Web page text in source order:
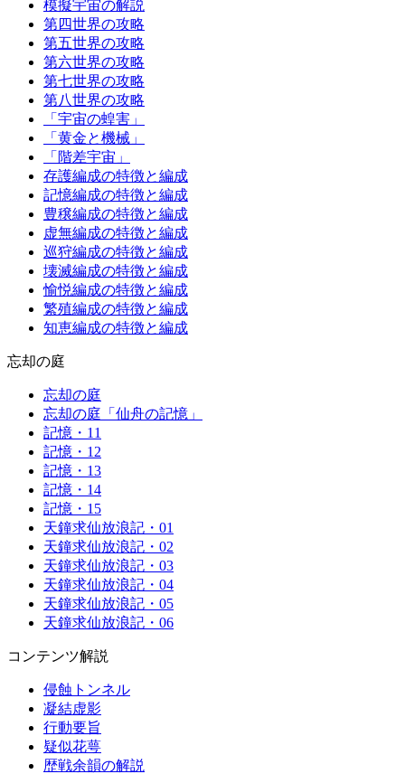
模擬宇宙の解説
第四世界の攻略
第五世界の攻略
第六世界の攻略
第七世界の攻略
第八世界の攻略
「宇宙の蝗害」
「黄金と機械」
「階差宇宙」
存護編成の特徴と編成
記憶編成の特徴と編成
豊穣編成の特徴と編成
虚無編成の特徴と編成
巡狩編成の特徴と編成
壊滅編成の特徴と編成
愉悦編成の特徴と編成
繁殖編成の特徴と編成
知恵編成の特徴と編成
忘却の庭
忘却の庭
忘却の庭「仙舟の記憶」
記憶・11
記憶・12
記憶・13
記憶・14
記憶・15
天鐘求仙放浪記・01
天鐘求仙放浪記・02
天鐘求仙放浪記・03
天鐘求仙放浪記・04
天鐘求仙放浪記・05
天鐘求仙放浪記・06
コンテンツ解説
侵蝕トンネル
凝結虚影
行動要旨
疑似花萼
歴戦余韻の解説